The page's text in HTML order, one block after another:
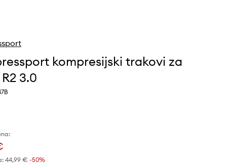
kompresijski trakovi za
3.0
44,99 € -50%